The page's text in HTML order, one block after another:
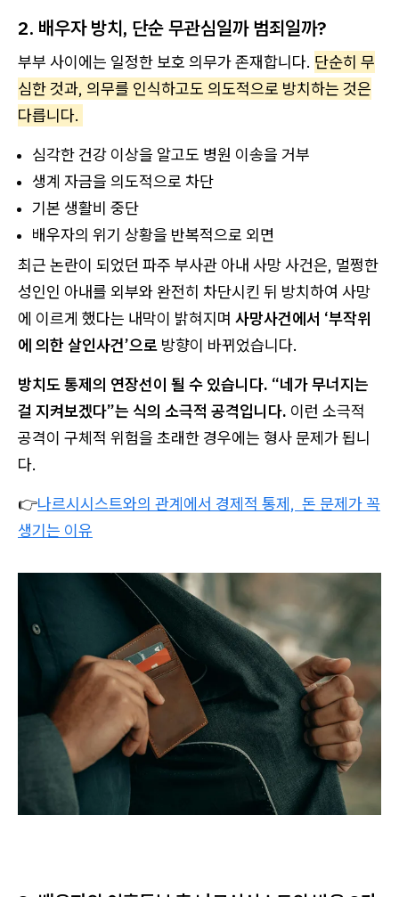
2. 배우자 방치, 단순 무관심일까 범죄일까?
부부 사이에는 일정한 보호 의무가 존재합니다. 단순히 무
심한 것과, 의무를 인식하고도 의도적으로 방치하는 것은
다릅니다.
심각한 건강 이상을 알고도 병원 이송을 거부
생계 자금을 의도적으로 차단
기본 생활비 중단
배우자의 위기 상황을 반복적으로 외면
최근 논란이 되었던 파주 부사관 아내 사망 사건은, 멀쩡한
성인인 아내를 외부와 완전히 차단시킨 뒤 방치하여 사망
에 이르게 했다는 내막이 밝혀지며 사망사건에서 ‘부작위
에 의한 살인사건’으로 방향이 바뀌었습니다.
방치도 통제의 연장선이 될 수 있습니다. “네가 무너지는
걸 지켜보겠다”는 식의 소극적 공격입니다. 이런 소극적
공격이 구체적 위험을 초래한 경우에는 형사 문제가 됩니
다.
👉나르시시스트와의 관계에서 경제적 통제, 돈 문제가 꼭
생기는 이유